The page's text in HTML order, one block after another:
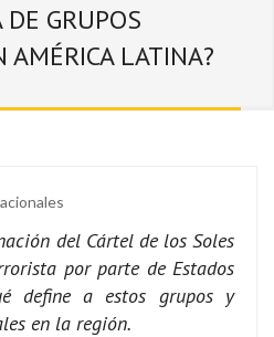
GRUPOS
AMÉRICA LATINA?
del Cártel de los Soles
por parte de Estados
define a estos grupos y
en la región.